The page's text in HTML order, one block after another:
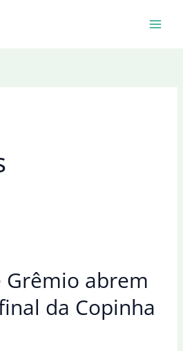
Grêmio abrem
da Copinha